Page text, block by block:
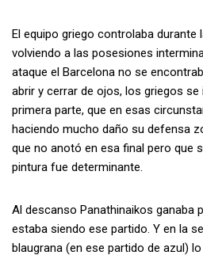
El equipo griego controlaba durante
volviendo a las posesiones
ataque el Barcelona no se
abrir y cerrar de ojos, los griegos
primera parte, que en esas
haciendo mucho daño su defensa
que no anotó en esa final pero que
pintura fue determinante.
Al descanso Panathinaikos ganaba
estaba siendo ese partido. Y en la
blaugrana (en ese partido de azul)